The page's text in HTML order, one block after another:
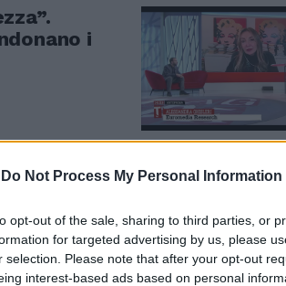
Do Not Process My Personal Information
opt-out of the sale, sharing to third parties, or
for targeted advertising by us, please
selection. Please note that after your opt-out
interest-based ads based on personal
i
anno